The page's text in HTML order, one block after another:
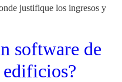
justifique los ingresos y
software de